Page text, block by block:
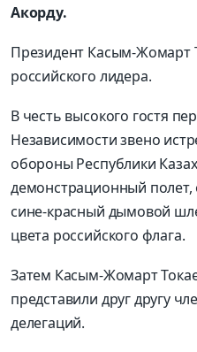
Акорду.
Президент Касым-Жомарт
российского лидера.
В честь высокого гостя
Независимости звено
обороны Республики
демонстрационный полет,
сине-красный дымовой
цвета российского флага.
Затем Касым-Жомарт
представили друг другу
делегаций.